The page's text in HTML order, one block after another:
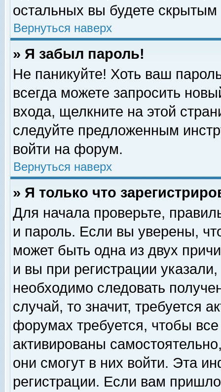
остальных вы будете скрытым
Вернуться наверх
» Я забыл пароль!
Не паникуйте! Хоть ваш
всегда можете запросить
входа, щелкните на этой
следуйте предложенным
войти на форум.
Вернуться наверх
» Я только что
Для начала проверьте,
и пароль. Если вы уверены,
может быть одна из двух
и вы при регистрации
необходимо следовать
случай, то значит, требуется
форумах требуется, чтобы
активированы
они смогут в них войти. Эта
регистрации. Если вам